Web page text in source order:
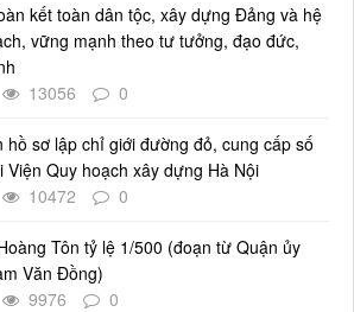
kết toàn dân tộc, xây dựng Đảng và hệ
vững mạnh theo tư tưởng, đạo đức,
13056 0
hồ sơ lập chỉ giới đường đỏ, cung cấp số
Viện Quy hoạch xây dựng Hà Nội
10472 0
Tôn tỷ lệ 1/500 (đoạn từ Quận ủy
Văn Đồng)
9976 0